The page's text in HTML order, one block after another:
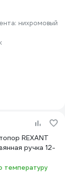
нихромовый
REXANT
ручка 12-
температуру